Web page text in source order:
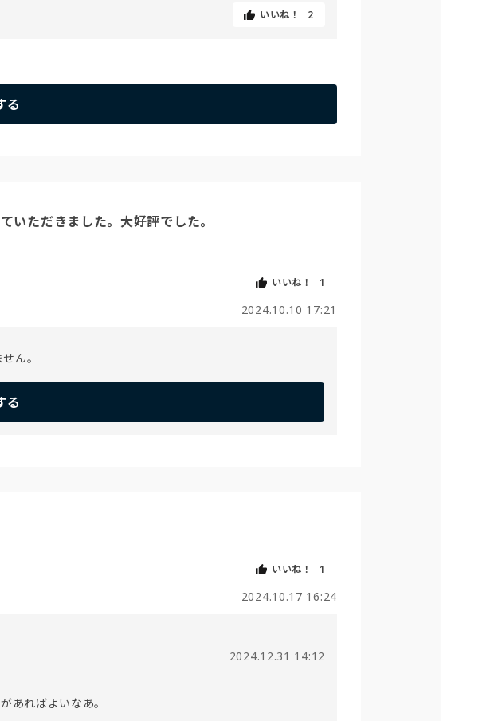
いいね！ 2
る
いただきました。大好評でした。
いいね！ 1
2024.10.10 17:21
ん。
る
いいね！ 1
2024.10.17 16:24
2024.12.31 14:12
あればよいなあ。